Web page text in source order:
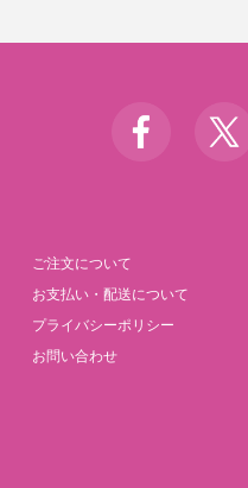
ご注文について
お支払い・配送について
プライバシーポリシー
お問い合わせ